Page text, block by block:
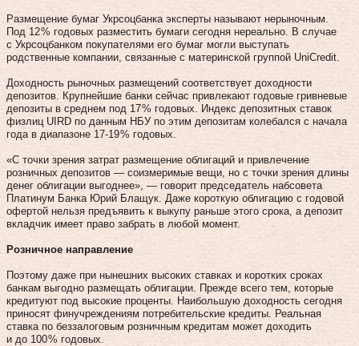
Размещение бумаг Укрсоцбанка эксперты называют нерыночным.
Под 12 % годовых разместить бумаги сегодня нереально. В случае
с Укрсоцбанком покупателями его бумаг могли выступать
родственные компании, связанные с материнской группой UniCredit.
Доходность рыночных размещений соответствует доходности
депозитов. Крупнейшие банки сейчас привлекают годовые гривневые
депозиты в среднем под 17 % годовых. Индекс депозитных ставок
физлиц UIRD по данным НБУ по этим депозитам колебался с начала
года в диапазоне 17‑19 % годовых.
«С точки зрения затрат размещение облигаций и привлечение
розничных депозитов — соизмеримые вещи, но с точки зрения длины
денег облигации выгоднее», — говорит председатель набсовета
Платинум Банка Юрий Блащук. Даже короткую облигацию с годовой
офертой нельзя предъявить к выкупу раньше этого срока, а депозит
вкладчик имеет право забрать в любой момент.
Розничное направление
Поэтому даже при нынешних высоких ставках и коротких сроках
банкам выгодно размещать облигации. Прежде всего тем, которые
кредитуют под высокие проценты. Наибольшую доходность сегодня
приносят фин­учреждениям потребительские кредиты. Реальная
ставка по беззалоговым розничным кредитам может доходить
и до 100 % годовых.